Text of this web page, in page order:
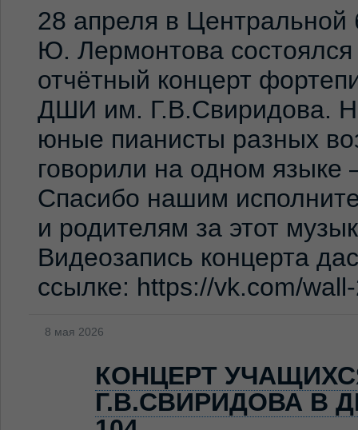
28 апреля в
Ю. Лермонтова состоялся
отчётный концерт
ДШИ им. Г.В.Свиридова.
юные пианисты разных
говорили на одном
Спасибо нашим
и родителям за этот
Видеозапись концерта
ссылке: https://vk.com/
8 мая 2026
КОНЦЕРТ
Г.В.СВИРИДОВА В